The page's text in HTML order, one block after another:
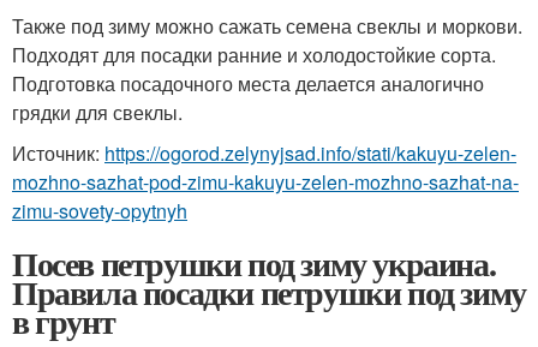
Также под зиму можно сажать семена свеклы и моркови.
Подходят для посадки ранние и холодостойкие сорта.
Подготовка посадочного места делается аналогично
грядки для свеклы.
Источник: https://ogorod.zelynyjsad.info/stati/kakuyu-zelen-
mozhno-sazhat-pod-zimu-kakuyu-zelen-mozhno-sazhat-na-
zimu-sovety-opytnyh
Посев петрушки под зиму украина.
Правила посадки петрушки под зиму
в грунт